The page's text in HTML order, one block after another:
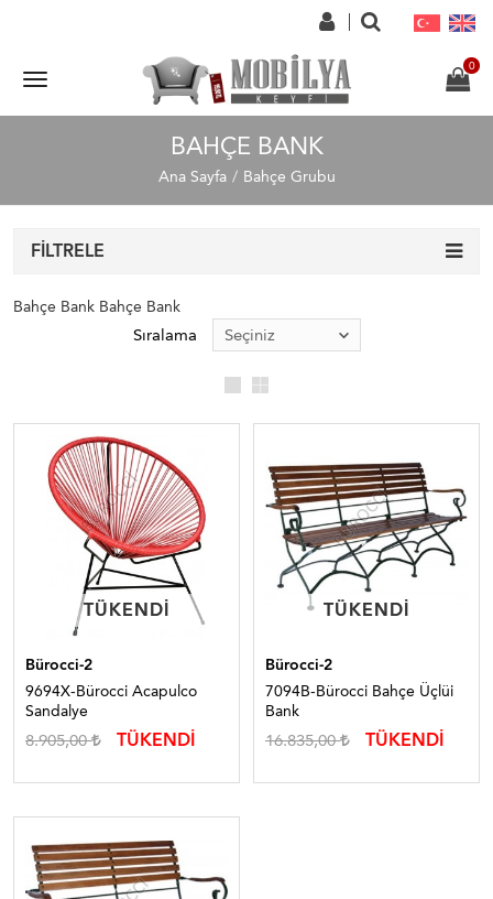
BAHÇE BANK
Ana Sayfa Bahçe Grubu
FILTRELE
Bahçe Bank Bahçe Bank
Sıralama
TÜKENDI
TÜKENDI
Bürocci-2
9694X-Bürocci Acapulco
Sandalye
8.905,00 TÜKENDİ
TÜKENDI
TÜKENDI
Bürocci-2
7094B-Bürocci Bahçe Üçlüi
Bank
16.835,00 TÜKENDİ